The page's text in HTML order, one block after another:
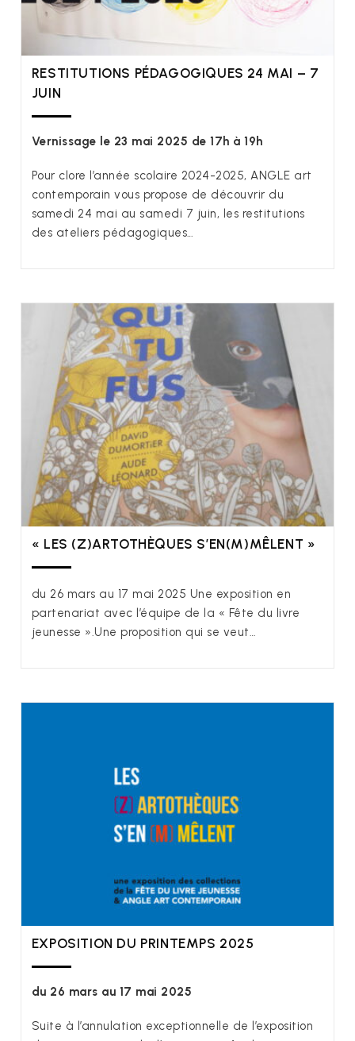
RESTITUTIONS PÉDAGOGIQUES 24 MAI – 7
JUIN
Vernissage le 23 mai 2025 de 17h à 19h
Pour clore l’année scolaire 2024-2025, ANGLE art
contemporain vous propose de découvrir du
samedi 24 mai au samedi 7 juin, les restitutions
des ateliers pédagogiques…
« LES (Z)ARTOTHÈQUES S’EN(M)MÊLENT »
du 26 mars au 17 mai 2025 Une exposition en
partenariat avec l’équipe de la « Fête du livre
jeunesse ».Une proposition qui se veut…
EXPOSITION DU PRINTEMPS 2025
du 26 mars au 17 mai 2025
Suite à l’annulation exceptionnelle de l’exposition